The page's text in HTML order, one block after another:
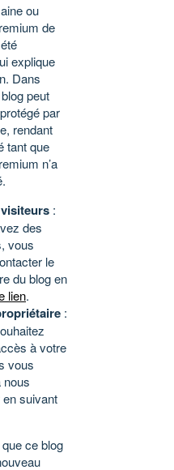
ou
de
explique
Dans
peut
par
rendant
tant que
n’a
:
des
vous
le
du blog en
lien.
:
à votre
vous
nous
suivant
ce blog